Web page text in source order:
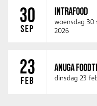
30
SEP
INTRAFOOD
woensdag 30
2026
23
FEB
ANUGA
dinsdag 23